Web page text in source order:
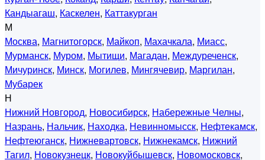
Кандыагаш, Каскелен, Каттакурган
М
Москва, Магнитогорск, Майкоп, Махачкала, Миасс,
Мурманск, Муром, Мытищи, Магадан, Междуреченск,
Мичуринск, Минск, Могилев, Мингячевир, Маргилан,
Мубарек
Н
Нижний Новгород, Новосибирск, Набережные Челны,
Назрань, Нальчик, Находка, Невинномысск, Нефтекамск,
Нефтеюганск, Нижневартовск, Нижнекамск, Нижний
Тагил, Новокузнецк, Новокуйбышевск, Новомосковск,